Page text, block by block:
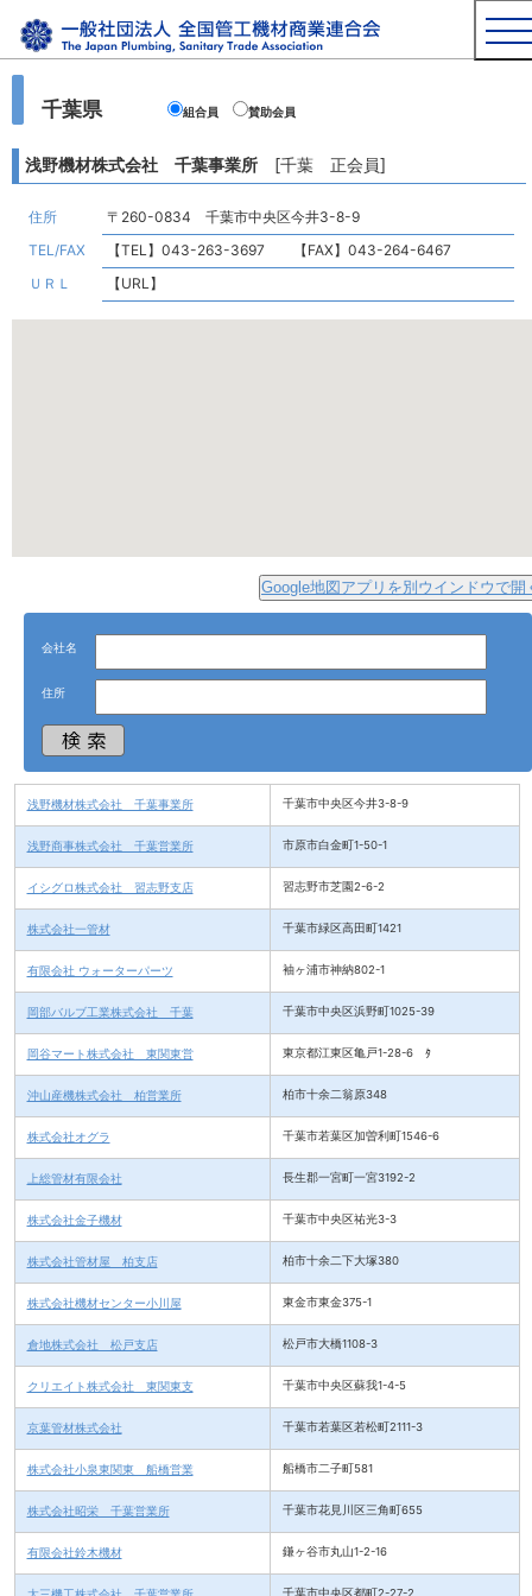
千葉県 組合員 賛助会員
浅野機材株式会社 千葉事業所 [千葉 正会員]
住所
〒260-0834 千葉市中央区今井3-8-9
TEL/FAX
【TEL】043-263-3697 【FAX】043-264-6467
ＵＲＬ
【URL】
Google地図アプリを別ウインドウで開
会社名
住所
浅野機材株式会社 千葉事業所 千葉市中央区今井3-8-9
浅野商事株式会社 千葉営業所 市原市白金町1-50-1
イシグロ株式会社 習志野支店 習志野市芝園2-6-2
株式会社一管材 千葉市緑区高田町1421
有限会社 ウォーターパーツ 袖ヶ浦市神納802-1
岡部バルブ工業株式会社 千葉 千葉市中央区浜野町1025-39
岡谷マート株式会社 東関東営 東京都江東区亀戸1-28-6 ﾀ
沖山産機株式会社 柏営業所 柏市十余二翁原348
株式会社オグラ 千葉市若葉区加曽利町1546-6
上総管材有限会社 長生郡一宮町一宮3192-2
株式会社金子機材 千葉市中央区祐光3-3
株式会社管材屋 柏支店 柏市十余二下大塚380
株式会社機材センター小川屋 東金市東金375-1
倉地株式会社 松戸支店 松戸市大橋1108-3
クリエイト株式会社 東関東支 千葉市中央区蘇我1-4-5
京葉管材株式会社 千葉市若葉区若松町2111-3
株式会社小泉東関東 船橋営業 船橋市二子町581
株式会社昭栄 千葉営業所 千葉市花見川区三角町655
有限会社鈴木機材 鎌ヶ谷市丸山1-2-16
千葉市中央区都町2-27-2